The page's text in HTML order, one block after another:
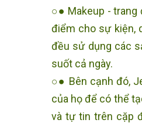
○● Makeup - trang
điểm cho sự kiện,
đều sử dụng các
suốt cả ngày.
○● Bên cạnh đó,
của họ để có thể
và tự tin trên cặp